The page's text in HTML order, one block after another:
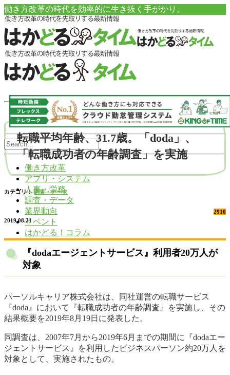
働き方改革の時代を効率的に生き抜く手がかり。
働き方改革
アプリ・システム
人事・労務
調査・データ
業界動向
イベント
はかどる！コラム
転職平均年齢、31.7歳。「doda」、
「転職成功者の年齢調査」を実施
カテゴリ： 調査・データ
2910
2019.08.21
『dodaエージェントサービス』利用者20万人が
対象
パーソルキャリア株式会社は、同社運営の転職サービス
『doda』において『転職成功者の年齢調査』を実施し、その
結果概要を2019年8月19日に発表した。
同調査は、2007年7月から2019年6月までの期間に『dodaエー
ジェントサービス』を利用したビジネスパーソン約20万人を
対象として、実施されたもの。